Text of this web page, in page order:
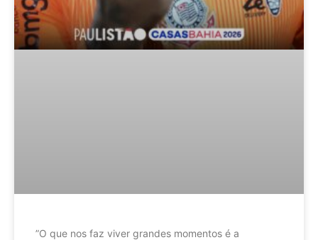
”O que nos faz viver grandes momentos é a